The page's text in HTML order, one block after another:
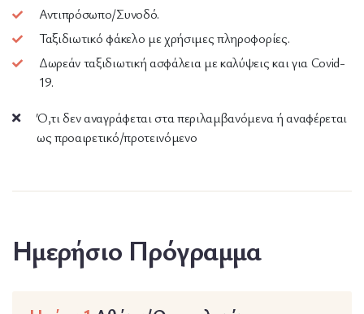
Αντιπρόσωπο/Συνοδό.
Ταξιδιωτικό φάκελο με χρήσιμες πληροφορίες.
Δωρεάν ταξιδιωτική ασφάλεια με καλύψεις και για Covid-
19.
Ό,τι δεν αναγράφεται στα περιλαμβανόμενα ή αναφέρεται
ως προαιρετικό/προτεινόμενο
Ημερήσιο Πρόγραμμα